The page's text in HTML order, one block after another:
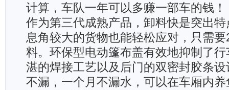
计算，车队一年可以多赚一部车的钱
作为第三代成熟产品，卸料快是突出
息角较大的货物也能轻松应对，只需
料。环保型电动篷布盖有效地抑制了
湛的焊接工艺以及后门的双密封胶条
不漏，一个月不漏水，可以在车厢内